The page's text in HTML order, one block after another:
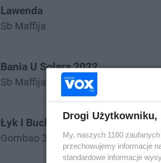
Lawenda
Sb Maffija
Bania U Solara 2022
Sb Maffija
Solar
Łyk I Buch
Gombao 33
Sb Maffija
Drogi Użytkowniku,
My, naszych 1160
przechowujemy informacje
standardowe informacje